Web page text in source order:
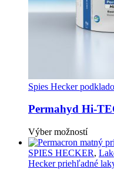
Spies Hecker
Permahyd Hi-
Výber možnostíTento
má
viacero
SPIES HECKER,
Hecker priehľadné